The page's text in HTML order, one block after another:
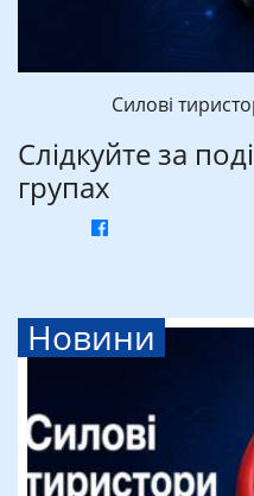
Силові
Слідкуйте за
групах
Новини